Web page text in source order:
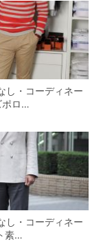
し・コーディネー
ロ…
し・コーディネー
素…